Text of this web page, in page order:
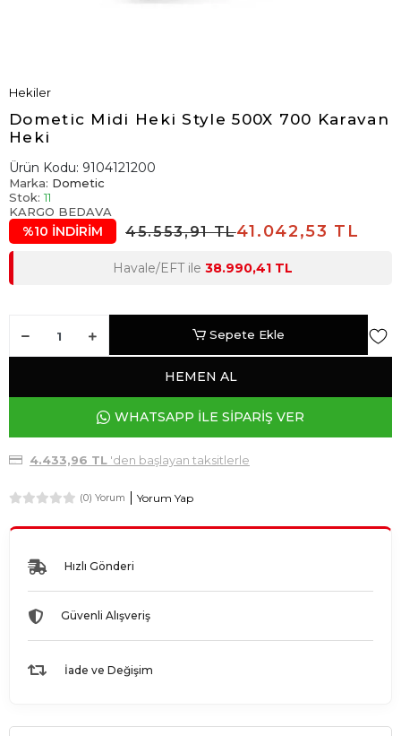
Hekiler
Dometic Midi Heki Style 500X 700 Karavan
Heki
Ürün Kodu: 9104121200
Marka: Dometic
Stok: 11
KARGO BEDAVA
%10 İNDİRİM 45.553,91 TL41.042,53 TL
Havale/EFT ile 38.990,41 TL
Sepete Ekle
HEMEN AL
WHATSAPP İLE SİPARİŞ VER
4.433,96 TL'den başlayan taksitlerle
(0) Yorum Yorum Yap
Hızlı Gönderi
Güvenli Alışveriş
İade ve Değişim